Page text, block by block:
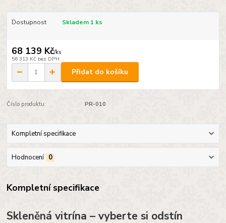
Dostupnost Skladem 1 ks
68 139 Kč/ks
56 313 Kč bez DPH
Přidat do košíku
Číslo produktu: PR-010
Kompletní specifikace
Hodnocení 0
Kompletní specifikace
Skleněná vitrína – vyberte si odstín